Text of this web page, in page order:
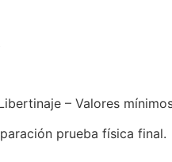
– Valores
prueba física